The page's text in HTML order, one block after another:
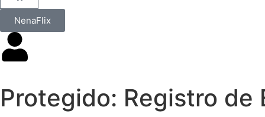
NenaFlix
Protegido: Registro de